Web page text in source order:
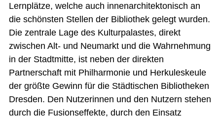
Lernplätze, welche auch innenarchitektonisch an
die schönsten Stellen der Bibliothek gelegt wurden.
Die zentrale Lage des Kulturpalastes, direkt
zwischen Alt- und Neumarkt und die Wahrnehmung
in der Stadtmitte, ist neben der direkten
Partnerschaft mit Philharmonie und Herkuleskeule
der größte Gewinn für die Städtischen Bibliotheken
Dresden. Den Nutzerinnen und den Nutzern stehen
durch die Fusionseffekte, durch den Einsatz